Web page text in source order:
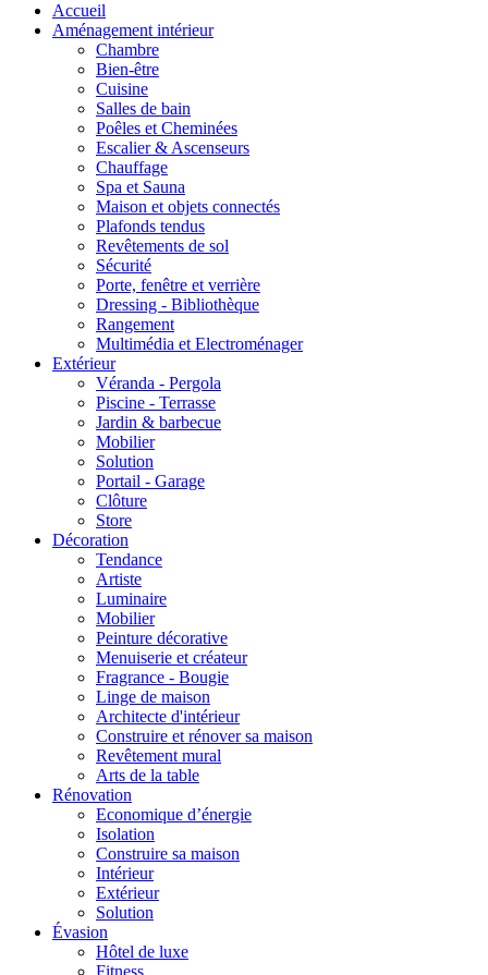
Accueil
Aménagement intérieur
Chambre
Bien-être
Cuisine
Salles de bain
Poêles et Cheminées
Escalier & Ascenseurs
Chauffage
Spa et Sauna
Maison et objets connectés
Plafonds tendus
Revêtements de sol
Sécurité
Porte, fenêtre et verrière
Dressing - Bibliothèque
Rangement
Multimédia et Electroménager
Extérieur
Véranda - Pergola
Piscine - Terrasse
Jardin & barbecue
Mobilier
Solution
Portail - Garage
Clôture
Store
Décoration
Tendance
Artiste
Luminaire
Mobilier
Peinture décorative
Menuiserie et créateur
Fragrance - Bougie
Linge de maison
Architecte d'intérieur
Construire et rénover sa maison
Revêtement mural
Arts de la table
Rénovation
Economique d’énergie
Isolation
Construire sa maison
Intérieur
Extérieur
Solution
Évasion
Hôtel de luxe